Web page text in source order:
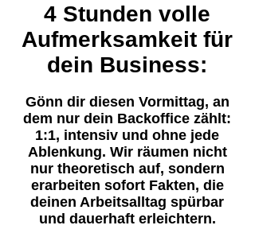
4 Stunden volle
Aufmerksamkeit für
dein Business:
Gönn dir diesen Vormittag, an
dem nur dein Backoffice zählt:
1:1, intensiv und ohne jede
Ablenkung. Wir räumen nicht
nur theoretisch auf, sondern
erarbeiten sofort Fakten, die
deinen Arbeitsalltag spürbar
und dauerhaft erleichtern.